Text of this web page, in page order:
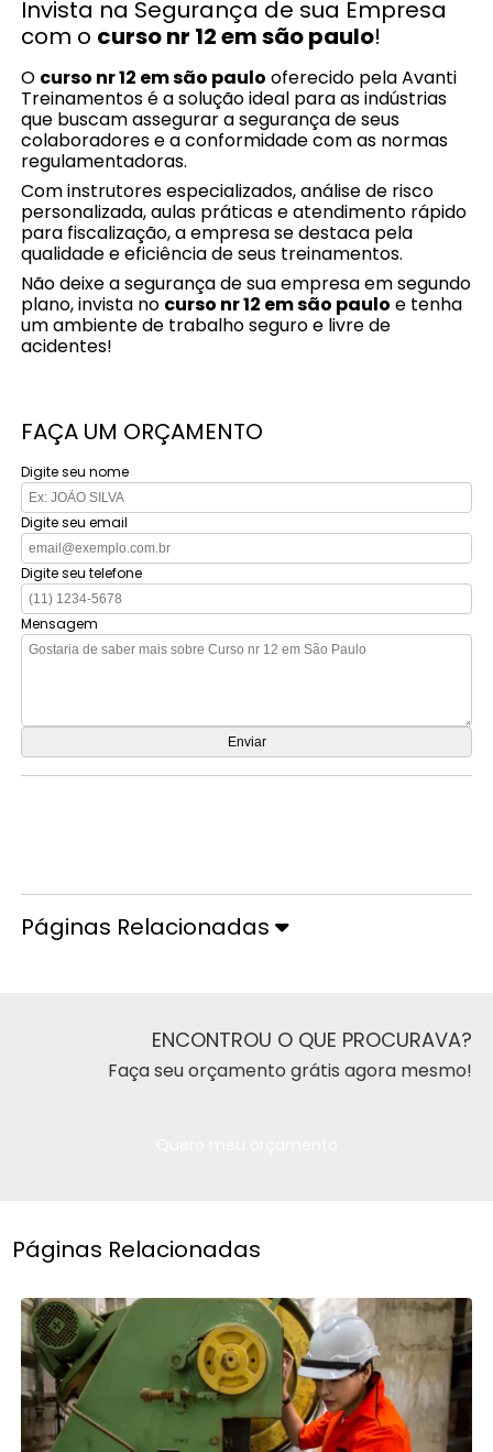
Invista na Segurança de sua Empresa
com o curso nr 12 em são paulo!
O curso nr 12 em são paulo oferecido pela Avanti
Treinamentos é a solução ideal para as indústrias
que buscam assegurar a segurança de seus
colaboradores e a conformidade com as normas
regulamentadoras.
Com instrutores especializados, análise de risco
personalizada, aulas práticas e atendimento rápido
para fiscalização, a empresa se destaca pela
qualidade e eficiência de seus treinamentos.
Não deixe a segurança de sua empresa em segundo
plano, invista no curso nr 12 em são paulo e tenha
um ambiente de trabalho seguro e livre de
acidentes!
FAÇA UM ORÇAMENTO
Digite seu nome
Digite seu email
Digite seu telefone
Mensagem
Páginas Relacionadas
ENCONTROU O QUE PROCURAVA?
Faça seu orçamento grátis agora mesmo!
Páginas Relacionadas